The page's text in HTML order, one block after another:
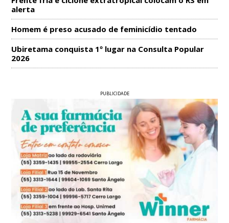
alerta
Homem é preso acusado de feminicídio tentado
Ubiretama conquista 1º lugar na Consulta Popular
2026
PUBLICIDADE